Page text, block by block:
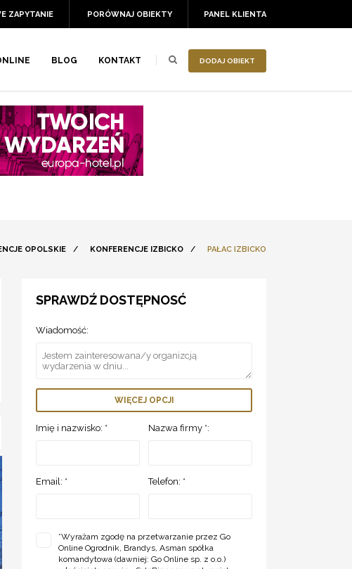
PANEL KLIENTA
PORÓWNAJ OBIEKTY
ZAPYTANIE
DODAJ OBIEKT
BLOG KONTAKT
OPOLSKIE / KONFERENCJE IZBICKO / PAŁAC IZBICKO
SPRAWDŹ DOSTĘPNOSĆ
Wiadomość:
WIĘCEJ OPCJI
Imię i nazwisko: * Nazwa firmy *:
Email: * Telefon: *
*Wyrażam zgodę na przetwarzanie przez Go
Online Ogrodnik, Brandys, Asman spółka
komandytowa (dawniej: Go Online sp. z o.o.)